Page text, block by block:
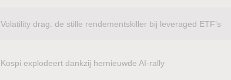
Volatility drag: de stille rendementskiller bij leveraged ETF’s
Kospi explodeert dankzij hernieuwde AI-rally